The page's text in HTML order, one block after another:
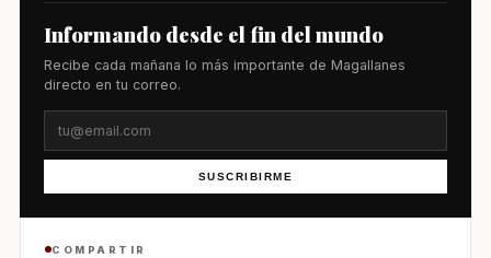
Informando desde el fin del mundo
Recibe cada mañana lo más importante de Magallanes
directo en tu correo.
SUSCRIBIRME
COMPARTIR